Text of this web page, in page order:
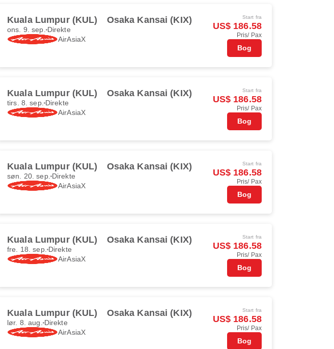
Kuala Lumpur (KUL) Osaka Kansai (KIX)
ons. 9. sep. Direkte
AirAsiaX
Start fra
US$ 186.58
Pris/ Pax
Bog
Kuala Lumpur (KUL) Osaka Kansai (KIX)
tirs. 8. sep. Direkte
AirAsiaX
Start fra
US$ 186.58
Pris/ Pax
Bog
Kuala Lumpur (KUL) Osaka Kansai (KIX)
søn. 20. sep. Direkte
AirAsiaX
Start fra
US$ 186.58
Pris/ Pax
Bog
Kuala Lumpur (KUL) Osaka Kansai (KIX)
fre. 18. sep. Direkte
AirAsiaX
Start fra
US$ 186.58
Pris/ Pax
Bog
Kuala Lumpur (KUL) Osaka Kansai (KIX)
lør. 8. aug. Direkte
AirAsiaX
Start fra
US$ 186.58
Pris/ Pax
Bog